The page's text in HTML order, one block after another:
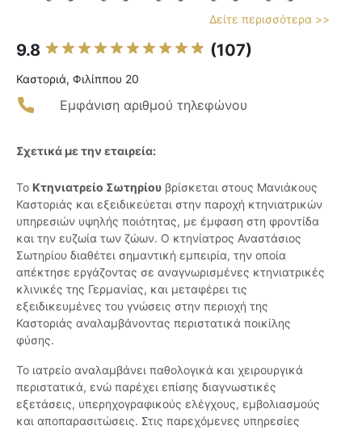
Δείτε περισσότερα >>
9.8 (107)
Καστοριά, Φιλίππου 20
Εμφάνιση αριθμού τηλεφώνου
Σχετικά με την εταιρεία:
Το Κτηνιατρείο Σωτηρίου βρίσκεται στους Μανιάκους
Καστοριάς και εξειδικεύεται στην παροχή κτηνιατρικών
υπηρεσιών υψηλής ποιότητας, με έμφαση στη φροντίδα
και την ευζωία των ζώων. Ο κτηνίατρος Αναστάσιος
Σωτηρίου διαθέτει σημαντική εμπειρία, την οποία
απέκτησε εργάζοντας σε αναγνωρισμένες κτηνιατρικές
κλινικές της Γερμανίας, και μεταφέρει τις
εξειδικευμένες του γνώσεις στην περιοχή της
Καστοριάς αναλαμβάνοντας περιστατικά ποικίλης
φύσης.
Το ιατρείο αναλαμβάνει παθολογικά και χειρουργικά
περιστατικά, ενώ παρέχει επίσης διαγνωστικές
εξετάσεις, υπερηχογραφικούς ελέγχους, εμβολιασμούς
και αποπαρασιτώσεις. Στις παρεχόμενες υπηρεσίες